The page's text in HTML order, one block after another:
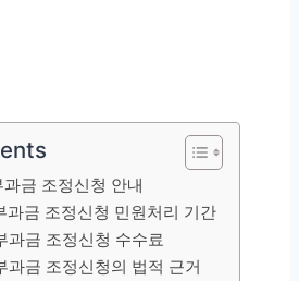
금 조정신청 안내
금 조정신청 민원처리 기간
과금 조정신청 수수료
과금 조정신청의 법적 근거